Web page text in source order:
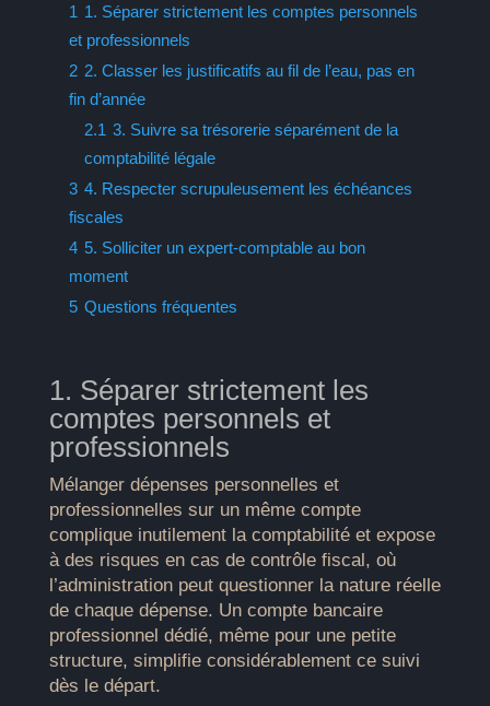
1 1. Séparer strictement les comptes personnels
et professionnels
2 2. Classer les justificatifs au fil de l’eau, pas en
fin d’année
2.1 3. Suivre sa trésorerie séparément de la
comptabilité légale
3 4. Respecter scrupuleusement les échéances
fiscales
4 5. Solliciter un expert-comptable au bon
moment
5 Questions fréquentes
1. Séparer strictement les
comptes personnels et
professionnels
Mélanger dépenses personnelles et
professionnelles sur un même compte
complique inutilement la comptabilité et expose
à des risques en cas de contrôle fiscal, où
l’administration peut questionner la nature réelle
de chaque dépense. Un compte bancaire
professionnel dédié, même pour une petite
structure, simplifie considérablement ce suivi
dès le départ.